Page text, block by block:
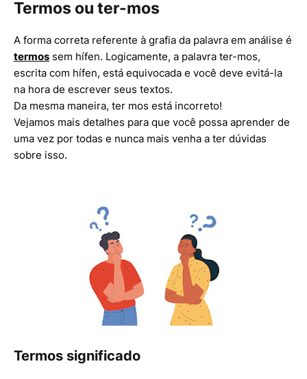
Termos ou ter-mos
A forma correta referente à grafia da palavra em análise é
termos sem hífen. Logicamente, a palavra ter-mos,
escrita com hífen, está equivocada e você deve evitá-la
na hora de escrever seus textos.
Da mesma maneira, ter mos está incorreto!
Vejamos mais detalhes para que você possa aprender de
uma vez por todas e nunca mais venha a ter dúvidas
sobre isso.
Termos significado